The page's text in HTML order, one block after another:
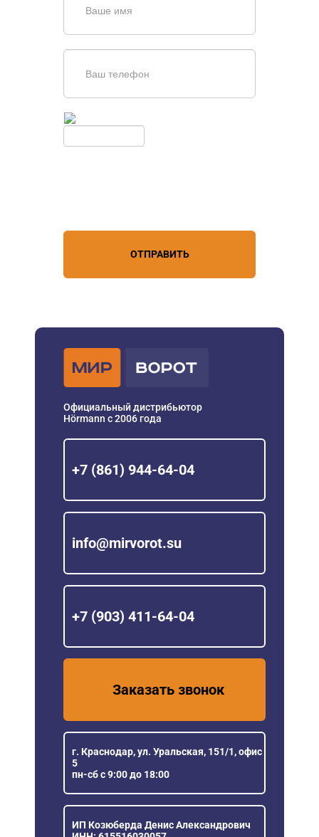
ОТПРАВИТЬ
Официальный дистрибьютор
Hörmann с 2006 года
+7 (861) 944-64-04
info@mirvorot.su
+7 (903) 411-64-04
Заказать звонок
г. Краснодар, ул. Уральская, 151/1, офис
5
пн-сб с 9:00 до 18:00
ИП Козюберда Денис Александрович